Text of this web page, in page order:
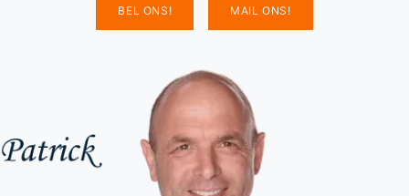
BEL ONS! MAIL ONS!